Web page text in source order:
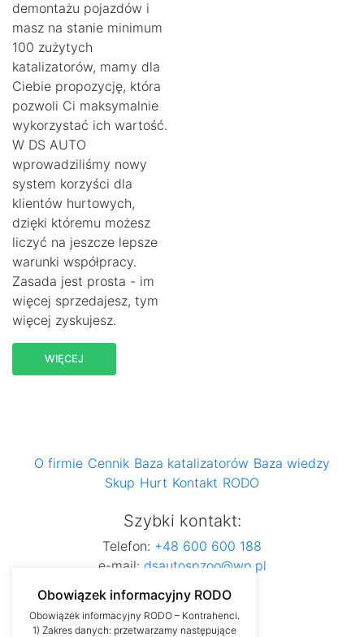
demontażu pojazdów i
masz na stanie minimum
100 zużytych
katalizatorów, mamy dla
Ciebie propozycję, która
pozwoli Ci maksymalnie
wykorzystać ich wartość.
W DS AUTO
wprowadziliśmy nowy
system korzyści dla
klientów hurtowych,
dzięki któremu możesz
liczyć na jeszcze lepsze
warunki współpracy.
Zasada jest prosta - im
więcej sprzedajesz, tym
więcej zyskujesz.
WIĘCEJ
O firmie Cennik Baza katalizatorów Baza wiedzy
Skup Hurt Kontakt RODO
Szybki kontakt:
Telefon: +48 600 600 188
e-mail: dsautospzoo@wp.pl
Obowiązek informacyjny RODO
Obowiązek informacyjny RODO – Kontrahenci.
1) Zakres danych: przetwarzamy następujące